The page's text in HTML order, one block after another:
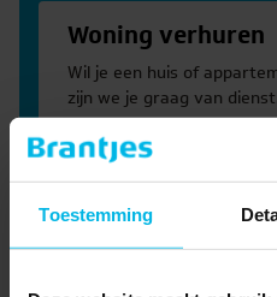
Toestemming
Woning verhuren
Wil je een huis of
zijn we je graag van
Meer informatie
Woning huren
Schrijf je in als huurder om
blijven van het nieuwste